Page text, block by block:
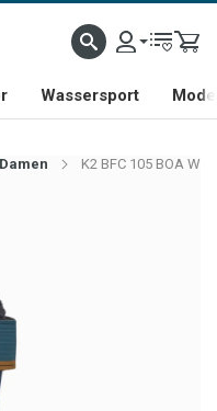
Wassersport
Damen K2 BFC 105 BOA W